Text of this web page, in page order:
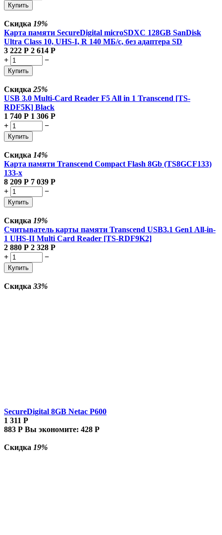
Купить
Скидка 19%
Карта памяти SecureDigital microSDXC 128GB SanDisk
Ultra Class 10, UHS-I, R 140 МБ/с, без адаптера SD
3 222 Р 2 614 Р
+
−
Купить
Скидка 25%
USB 3.0 Multi-Card Reader F5 All in 1 Transcend [TS-
RDF5K] Black
1 740 Р 1 306 Р
+
−
Купить
Скидка 14%
Карта памяти Transcend Compact Flash 8Gb (TS8GCF133)
133-x
8 209 Р 7 039 Р
+
−
Купить
Скидка 19%
Считыватель карты памяти Transcend USB3.1 Gen1 All-in-
1 UHS-II Multi Card Reader [TS-RDF9K2]
2 880 Р 2 328 Р
+
−
Купить
Скидка 33%
SecureDigital 8GB Netac P600
1 311 Р
883 Р Вы экономите: 428 Р
Скидка 19%